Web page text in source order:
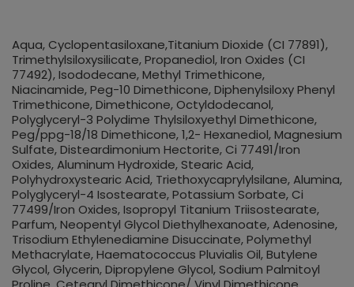
Aqua, Cyclopentasiloxane,Titanium Dioxide (CI 77891),
Trimethylsiloxysilicate, Propanediol, Iron Oxides (CI
77492), Isododecane, Methyl Trimethicone,
Niacinamide, Peg-10 Dimethicone, Diphenylsiloxy Phenyl
Trimethicone, Dimethicone, Octyldodecanol,
Polyglyceryl-3 Polydime Thylsiloxyethyl Dimethicone,
Peg/ppg-18/18 Dimethicone, 1,2- Hexanediol, Magnesium
Sulfate, Disteardimonium Hectorite, Ci 77491/Iron
Oxides, Aluminum Hydroxide, Stearic Acid,
Polyhydroxystearic Acid, Triethoxycaprylylsilane, Alumina,
Polyglyceryl-4 Isostearate, Potassium Sorbate, Ci
77499/Iron Oxides, Isopropyl Titanium Triisostearate,
Parfum, Neopentyl Glycol Diethylhexanoate, Adenosine,
Trisodium Ethylenediamine Disuccinate, Polymethyl
Methacrylate, Haematococcus Pluvialis Oil, Butylene
Glycol, Glycerin, Dipropylene Glycol, Sodium Palmitoyl